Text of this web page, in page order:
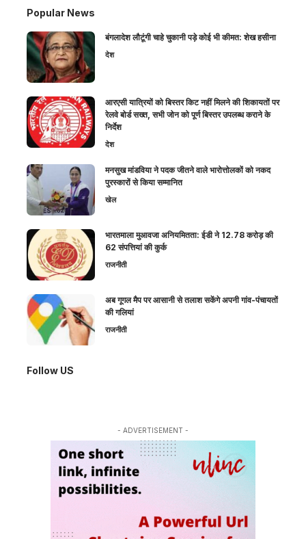
Popular News
बंगलादेश लौटूंगी चाहे चुकानी पड़े कोई भी कीमत: शेख हसीना
देश
आरएसी यात्रियों को बिस्तर किट नहीं मिलने की शिकायतों पर
रेलवे बोर्ड सख्त, सभी जोन को पूर्ण बिस्तर उपलब्ध कराने के
निर्देश
देश
मनसुख मांडविया ने पदक जीतने वाले भारोत्तोलकों को नकद
पुरस्कारों से किया सम्मानित
खेल
भारतमाला मुआवजा अनियमितता: ईडी ने 12.78 करोड़ की
62 संपत्तियां की कुर्क
राजनीती
अब गूगल मैप पर आसानी से तलाश सकेंगे अपनी गांव-पंचायतों
की गलियां
राजनीती
Follow US
- ADVERTISEMENT -